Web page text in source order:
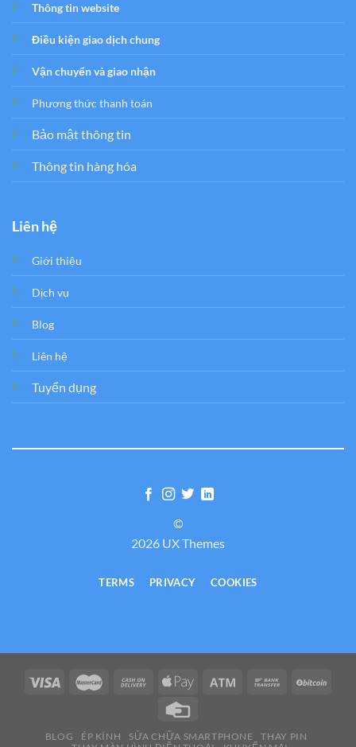
Thông tin website
Điều kiện giao dịch chung
Vận chuyển và giao nhận
Phương thức thanh toán
Bảo mật thông tin
Thông tin hàng hóa
Liên hệ
Giới thiệu
Dịch vụ
Blog
Liên hệ
Tuyển dụng
©
2026 UX Themes
TERMS PRIVACY COOKIES
BLOG ÉP KÍNH SỬA CHỮA SMARTPHONE
THAY PIN